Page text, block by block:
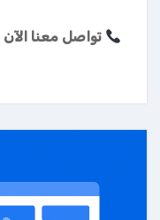
تواصل معنا الآن